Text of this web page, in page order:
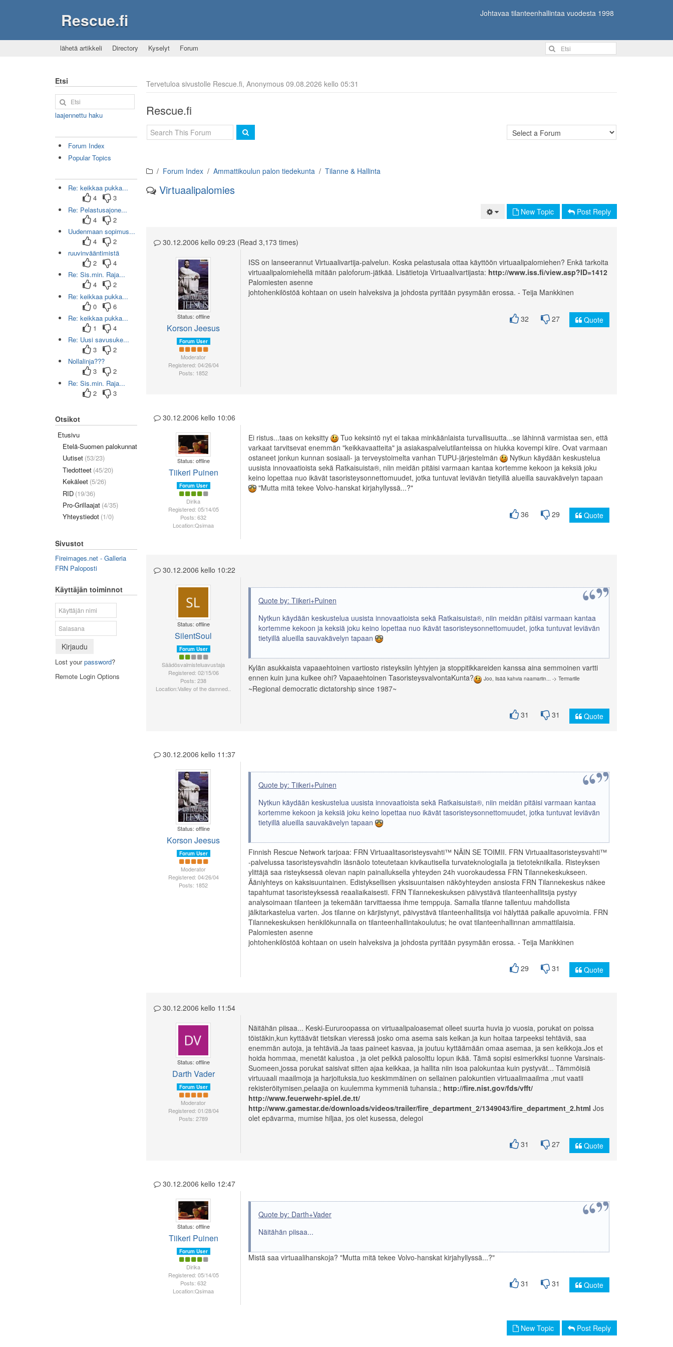
Rescue.fi Johtavaa tilanteenhallintaa vuodesta 1998
lähetä artikkeli Directory Kyselyt Forum
Tervetuloa sivustolle Rescue.fi, Anonymous 09.08.2026 kello 05:31
Rescue.fi
Forum Index Ammattikoulun palon tiedekunta Tilanne & Hallinta
Virtuaalipalomies
New Topic Post Reply
30.12.2006 kello 09:23 (Read 3,173 times)
Status: offline
Korson Jeesus
Forum User
Moderator
Registered: 04/26/04
Posts: 1852
ISS on lanseerannut Virtuaalivartija-palvelun. Koska pelastusala ottaa käyttöön virtuaalipalomiehen? Enkä tarkoita
virtuaalipalomiehellä mitään paloforum-jätkää. Lisätietoja Virtuaalivartijasta: http://www.iss.fi/view.asp?ID=1412
Palomiesten asenne
johtohenkilöstöä kohtaan on usein halveksiva ja johdosta pyritään pysymään erossa. - Teija Mankkinen
32 27 Quote
30.12.2006 kello 10:06
Status: offline
Tiikeri Puinen
Forum User
Dirika
Registered: 05/14/05
Posts: 632
Location:Qsimaa
Ei ristus...taas on keksitty
Tuo keksintö nyt ei takaa minkäänlaista turvallisuutta...se lähinnä varmistaa sen, että
varkaat tarvitsevat enemmän "keikkavaatteita" ja asiakaspalvelutilanteissa on hiukka kovempi kiire. Ovat varmaan
ostaneet jonkun kunnan sosiaali- ja terveystoimelta vanhan TUPU-järjestelmän
Nytkun käydään keskustelua
uusista innovaatioista sekä Ratkaisuista®, niin meidän pitäisi varmaan kantaa kortemme kekoon ja keksiä joku
keino lopettaa nuo ikävät tasoristeysonnettomuudet, jotka tuntuvat leviävän tietyillä alueilla sauvakävelyn tapaan
"Mutta mitä tekee Volvo-hanskat kirjahyllyssä...?"
36 29 Quote
30.12.2006 kello 10:22
Status: offline
SilentSoul
Forum User
Säädösvalmisteluavustaja
Registered: 02/15/06
Posts: 238
Location:Valley of the damned..
Quote by: Tiikeri+Puinen
Nytkun käydään keskustelua uusista innovaatioista sekä Ratkaisuista®, niin meidän pitäisi varmaan kantaa
kortemme kekoon ja keksiä joku keino lopettaa nuo ikävät tasoristeysonnettomuudet, jotka tuntuvat leviävän
tietyillä alueilla sauvakävelyn tapaan
Kylän asukkaista vapaaehtoinen vartiosto risteyksiin lyhtyjen ja stoppitikkareiden kanssa aina semmoinen vartti
ennen kuin juna kulkee ohi? Vapaaehtoinen TasoristeysvalvontaKunta?
Joo, lisää kahvia naamariin... -> Termarille
~Regional democratic dictatorship since 1987~
31 31 Quote
30.12.2006 kello 11:37
Status: offline
Korson Jeesus
Forum User
Moderator
Registered: 04/26/04
Posts: 1852
Quote by: Tiikeri+Puinen
Nytkun käydään keskustelua uusista innovaatioista sekä Ratkaisuista®, niin meidän pitäisi varmaan kantaa
kortemme kekoon ja keksiä joku keino lopettaa nuo ikävät tasoristeysonnettomuudet, jotka tuntuvat leviävän
tietyillä alueilla sauvakävelyn tapaan
Finnish Rescue Network tarjoaa: FRN Virtuaalitasoristeysvahti™ NÄIN SE TOIMII. FRN Virtuaalitasoristeysvahti™
-palvelussa tasoristeysvahdin läsnäolo toteutetaan kivikautisella turvateknologialla ja tietotekniikalla. Risteyksen
ylittäjä saa risteyksessä olevan napin painalluksella yhteyden 24h vuorokaudessa FRN Tilannekeskukseen.
Ääniyhteys on kaksisuuntainen. Edistyksellisen yksisuuntaisen näköyhteyden ansiosta FRN Tilannekeskus näkee
tapahtumat tasoristeyksessä reaaliaikaisesti. FRN Tilannekeskuksen päivystävä tilanteenhallitsija pystyy
analysoimaan tilanteen ja tekemään tarvittaessa ihme temppuja. Samalla tilanne tallentuu mahdollista
jälkitarkastelua varten. Jos tilanne on kärjistynyt, päivystävä tilanteenhallitsija voi hälyttää paikalle apuvoimia. FRN
Tilannekeskuksen henkilökunnalla on tilanteenhallintakoulutus; he ovat tilanteenhallinnan ammattilaisia.
Palomiesten asenne
johtohenkilöstöä kohtaan on usein halveksiva ja johdosta pyritään pysymään erossa. - Teija Mankkinen
29 31 Quote
30.12.2006 kello 11:54
Status: offline
Darth Vader
Forum User
Moderator
Registered: 01/28/04
Posts: 2789
Näitähän piisaa... Keski-Eururoopassa on virtuaalipaloasemat olleet suurta huvia jo vuosia, porukat on poissa
töistäkin,kun kyttäävät tietsikan vieressä josko oma asema sais keikan.ja kun hoitaa tarpeeksi tehtäviä, saa
enemmän autoja, ja tehtäviä.Ja taas paineet kasvaa, ja joutuu kyttäämään omaa asemaa, ja sen keikkoja.Jos et
hoida hommaa, menetät kalustoa , ja olet pelkkä palosolttu lopun ikää. Tämä sopisi esimerkiksi tuonne Varsinais-
Suomeen,jossa porukat saisivat sitten ajaa keikkaa, ja hallita niin isoa palokuntaa kuin pystyvät... Tämmöisiä
virtuuaali maailmoja ja harjoituksia,tuo keskimmäinen on sellainen palokuntien virtuaalimaailma ,mut vaatii
rekisteröitymisen,pelaajia on kuulemma kymmeniä tuhansia.; http://fire.nist.gov/fds/vfft/
http://www.feuerwehr-spiel.de.tt/
http://www.gamestar.de/downloads/videos/trailer/fire_department_2/1349043/fire_department_2.html Jos
olet epävarma, mumise hiljaa, jos olet kusessa, delegoi
31 27 Quote
30.12.2006 kello 12:47
Status: offline
Tiikeri Puinen
Forum User
Dirika
Registered: 05/14/05
Posts: 632
Location:Qsimaa
Quote by: Darth+Vader
Näitähän piisaa...
Mistä saa virtuaalihanskoja? "Mutta mitä tekee Volvo-hanskat kirjahyllyssä...?"
31 31 Quote
New Topic Post Reply
Etsi
laajennettu haku
Forum Index
Popular Topics
Re: keikkaa pukka...
4
3
Re: Pelastusajone...
4
2
Uudenmaan sopimus...
4
2
ruuvinvääntimistä
2
4
Re: Sis.min. Raja...
4
2
Re: keikkaa pukka...
0
6
Re: keikkaa pukka...
1
4
Re: Uusi savusuke...
3
2
Nollalinja???
3
2
Re: Sis.min. Raja...
2
3
Otsikot
Etusivu
Etelä-Suomen palokunnat
Uutiset (53/23)
Tiedotteet (45/20)
Kekäleet (5/26)
RID (19/36)
Pro-Grillaajat (4/35)
Yhteystiedot (1/0)
Sivustot
Fireimages.net - Galleria
FRN Paloposti
Käyttäjän toiminnot
Kirjaudu
Lost yourpassword?
Remote Login Options